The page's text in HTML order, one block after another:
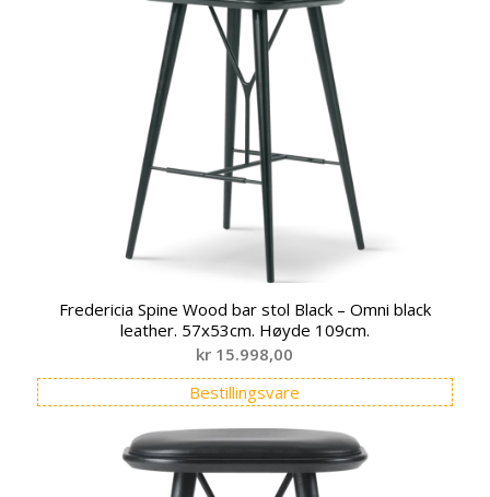
Fredericia Spine Wood bar stol Black – Omni black
leather. 57x53cm. Høyde 109cm.
kr 15.998,00
Bestillingsvare